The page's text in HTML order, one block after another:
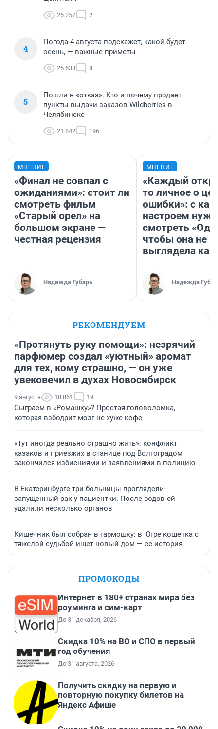
26 257 2
4
Погода 4 августа подскажет, какой будет
осень, — важные приметы
25 538 8
5
Пошли в «отказ». Кто и почему продает
пункты выдачи заказов Wildberries в
Челябинске
21 842 196
МНЕНИЕ
«Финал не совпал с
ожиданиями»: стоит ли
смотреть фильм
«Старый орел» на
большом экране —
честная рецензия
Надежда Губарь
МНЕНИЕ
«Каждый
то личное о
ошибки»: с
настроем
смотреть
чтобы она не
выглядела как
Надежда
РЕКОМЕНДУЕМ
«Протянуть руку помощи»: незрячий
парфюмер создал «уютный» аромат
для тех, кому страшно, — он уже
увековечил в духах Новосибирск
9 августа 18 861 19
Сыграем в «Ромашку»? Простая головоломка,
которая взбодрит мозг не хуже кофе
«Тут иногда реально страшно жить»: конфликт
казаков и приезжих в станице под Волгоградом
закончился избиениями и заявлениями в полицию
В Екатеринбурге три больницы проглядели
запущенный рак у пациентки. После родов ей
удалили несколько органов
Кишечник был собран в гармошку: в Югре кошечка с
тяжелой судьбой ищет новый дом — ее история
ПРОМОКОДЫ
Интернет в 180+ странах мира без
роуминга и сим-карт
До 31 декабря, 2026
Скидка 10% на ВО и СПО в первый
год обучения
До 31 августа, 2026
Получить скидку на первую и
повторную покупку билетов на
Яндекс Афише